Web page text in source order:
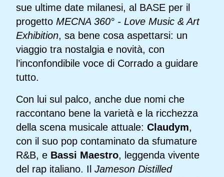
sue ultime date milanesi, al BASE per il
progetto MECNA 360° - Love Music & Art
Exhibition, sa bene cosa aspettarsi: un
viaggio tra nostalgia e novità, con
l’inconfondibile voce di Corrado a guidare
tutto.
Con lui sul palco, anche due nomi che
raccontano bene la varietà e la ricchezza
della scena musicale attuale: Claudym,
con il suo pop contaminato da sfumature
R&B, e Bassi Maestro, leggenda vivente
del rap italiano. Il Jameson Distilled